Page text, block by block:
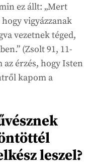
ez állt: „Mert
vigyázzanak
vezetnek téged,
(Zsolt 91, 11-
az érzés, hogy Isten
kapom a
leszel?